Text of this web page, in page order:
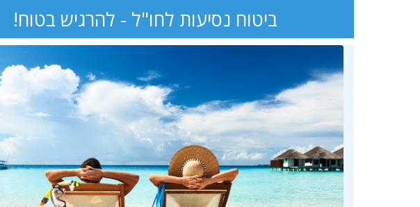
ביטוח נסיעות לחו"ל - להרגיש בטוח!